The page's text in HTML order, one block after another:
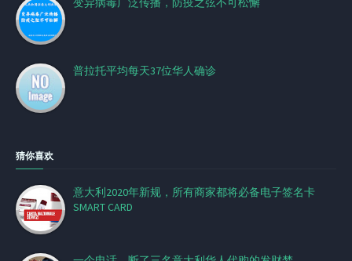
普拉托平均每天37位华人确诊
猜你喜欢
意大利2020年新规，所有商家都将必备电子签名卡
SMART CARD